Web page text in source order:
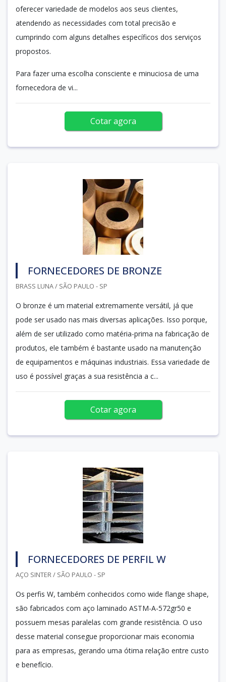
oferecer variedade de modelos aos seus clientes,
atendendo as necessidades com total precisão e
cumprindo com alguns detalhes específicos dos serviços
propostos.
Para fazer uma escolha consciente e minuciosa de uma
fornecedora de vi...
Cotar agora
FORNECEDORES DE BRONZE
BRASS LUNA / SÃO PAULO - SP
O bronze é um material extremamente versátil, já que
pode ser usado nas mais diversas aplicações. Isso porque,
além de ser utilizado como matéria-prima na fabricação de
produtos, ele também é bastante usado na manutenção
de equipamentos e máquinas industriais. Essa variedade de
uso é possível graças a sua resistência a c...
Cotar agora
FORNECEDORES DE PERFIL W
AÇO SINTER / SÃO PAULO - SP
Os perfis W, também conhecidos como wide flange shape,
são fabricados com aço laminado ASTM-A-572gr50 e
possuem mesas paralelas com grande resistência. O uso
desse material consegue proporcionar mais economia
para as empresas, gerando uma ótima relação entre custo
e benefício.